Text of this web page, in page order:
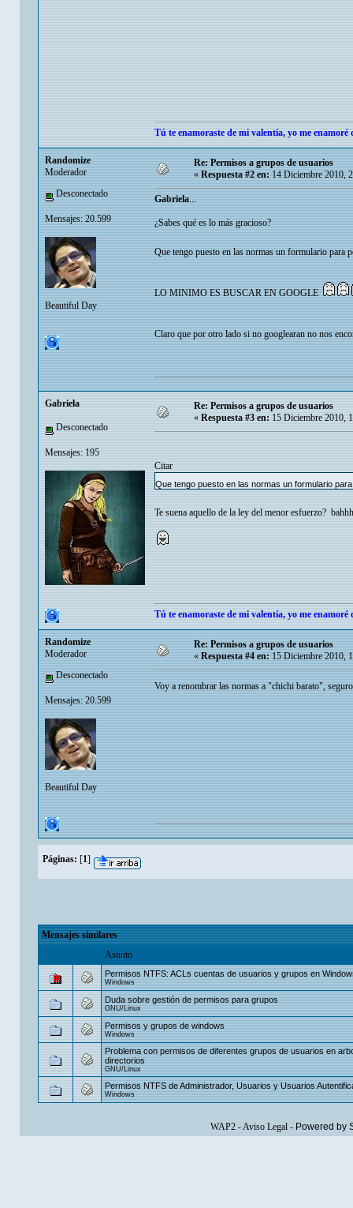
Tú te enamoraste de mi valentía, yo me
Randomize
Moderador
Desconectado
Mensajes: 20.599
Beautiful Day
Re: Permisos a grupos de usuarios
«Respuesta #2 en:14 Diciembre 2010,
Gabriela...
¿Sabes qué es lo más gracioso?
Que tengo puesto en las normas un formulario para
LO MINIMO ES BUSCAR EN GOOGLE
Claro que por otro lado si no googlearan no nos
Gabriela
Desconectado
Mensajes: 195
Re: Permisos a grupos de usuarios
« Respuesta #3 en: 15 Diciembre 2010,
Citar
Que tengo puesto en las normas un formulario
Te suena aquello de la ley del menor esfuerzo?
Tú te enamoraste de mi valentía, yo me
Randomize
Moderador
Desconectado
Mensajes: 20.599
Beautiful Day
Re: Permisos a grupos de usuarios
«Respuesta #4 en:15 Diciembre 2010,
Voy a renombrar las normas a "chichi barato",
Páginas: [1]
Mensajes similares
Asunto
Permisos NTFS: ACLs cuentas de usuarios y grupos en
Windows
Duda sobre gestión de permisos para grupos
GNU/Linux
Permisos y grupos de windows
Windows
Problema con permisos de diferentes grupos de usuarios en
directorios
GNU/Linux
Permisos NTFS de Administrador, Usuarios y Usuarios
Windows
WAP2-Aviso Legal- Powered by